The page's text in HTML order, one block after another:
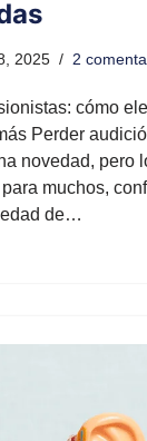
2025 2
cómo
Perder
novedad, pero
muchos,
de…